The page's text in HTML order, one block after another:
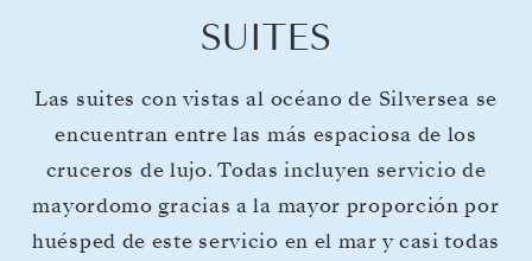
SUITES
Las suites con vistas al océano de Silversea se
encuentran entre las más espaciosa de los
cruceros de lujo. Todas incluyen servicio de
mayordomo gracias a la mayor proporción por
huésped de este servicio en el mar y casi todas